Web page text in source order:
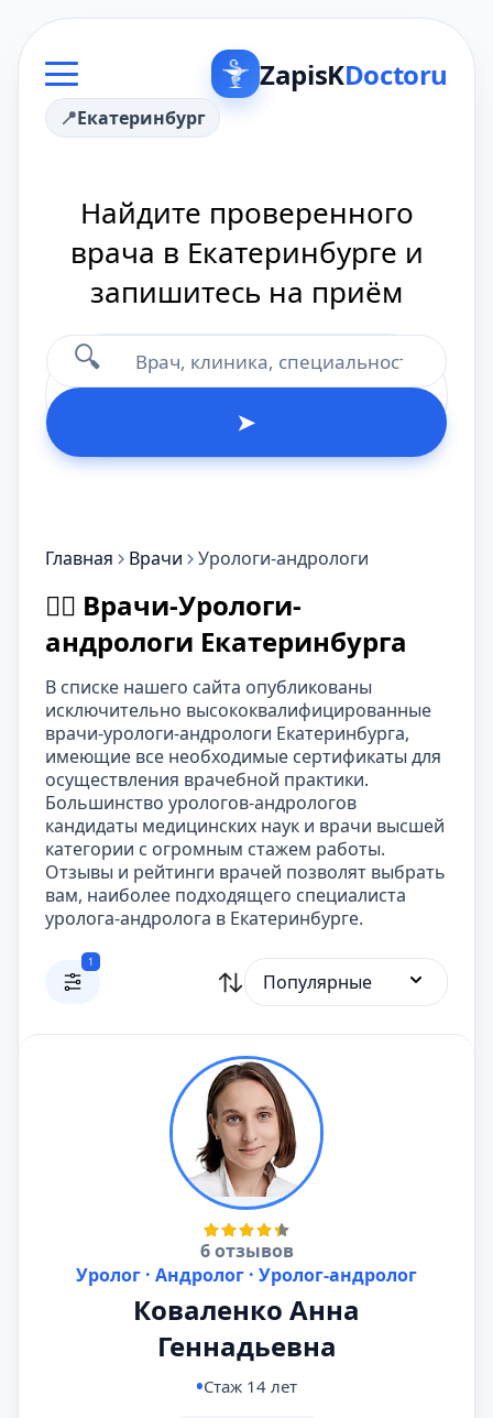
ZapisKDoctoru
Екатеринбург
Найдите проверенного
врача в Екатеринбурге и
запишитесь на приём
🔍
➤
Главная Врачи Урологи-андрологи
👨‍⚕️ Врачи-Урологи-
андрологи Екатеринбурга
В списке нашего сайта опубликованы
исключительно высококвалифицированные
врачи-урологи-андрологи Екатеринбурга,
имеющие все необходимые сертификаты для
осуществления врачебной практики.
Большинство урологов-андрологов
кандидаты медицинских наук и врачи высшей
категории с огромным стажем работы.
Отзывы и рейтинги врачей позволят выбрать
вам, наиболее подходящего специалиста
уролога-андролога в Екатеринбурге.
1
Популярные
6 отзывов
Уролог · Андролог · Уролог-андролог
Коваленко Анна
Геннадьевна
Стаж 14 лет